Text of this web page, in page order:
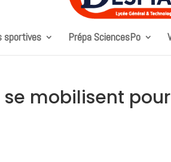
sportives Prépa SciencesPo
se mobilisent